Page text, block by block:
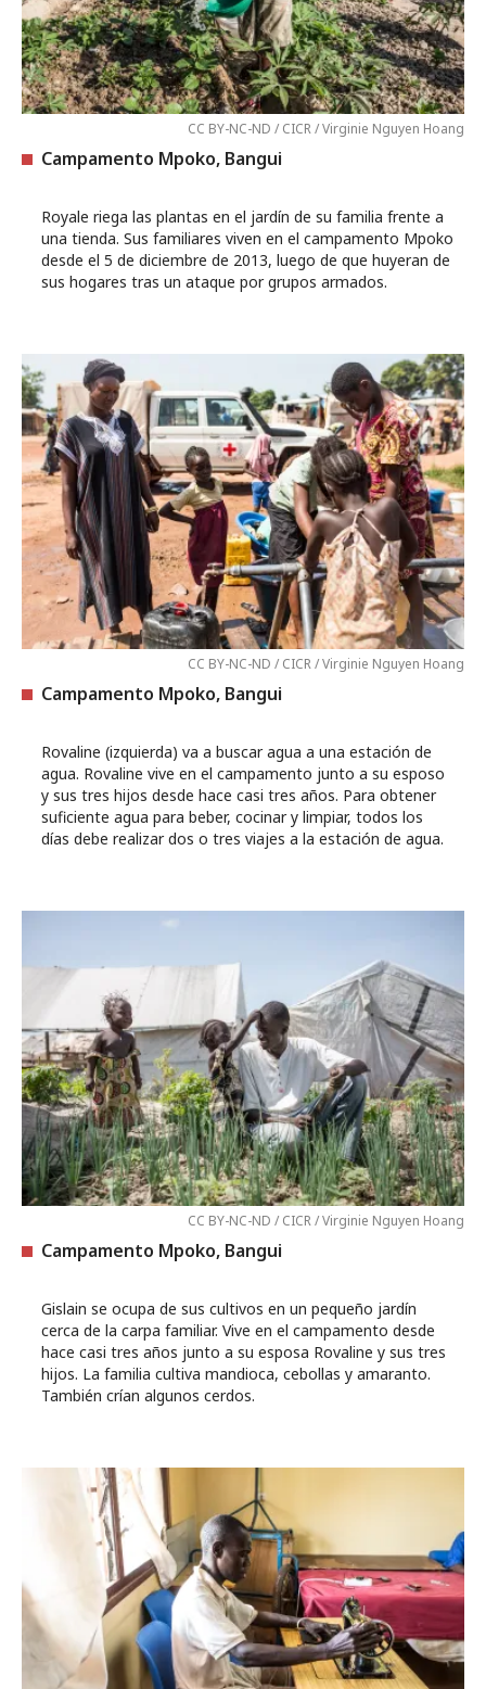
CC BY-NC-ND / CICR / Virginie Nguyen Hoang
Campamento Mpoko, Bangui
Royale riega las plantas en el jardín de su familia frente a
una tienda. Sus familiares viven en el campamento Mpoko
desde el 5 de diciembre de 2013, luego de que huyeran de
sus hogares tras un ataque por grupos armados.
CC BY-NC-ND / CICR / Virginie Nguyen Hoang
Campamento Mpoko, Bangui
Rovaline (izquierda) va a buscar agua a una estación de
agua. Rovaline vive en el campamento junto a su esposo
y sus tres hijos desde hace casi tres años. Para obtener
suficiente agua para beber, cocinar y limpiar, todos los
días debe realizar dos o tres viajes a la estación de agua.
CC BY-NC-ND / CICR / Virginie Nguyen Hoang
Campamento Mpoko, Bangui
Gislain se ocupa de sus cultivos en un pequeño jardín
cerca de la carpa familiar. Vive en el campamento desde
hace casi tres años junto a su esposa Rovaline y sus tres
hijos. La familia cultiva mandioca, cebollas y amaranto.
También crían algunos cerdos.